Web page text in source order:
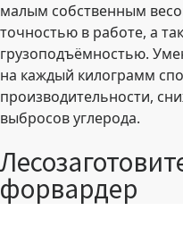
малым собственным
точностью в работе, а
грузоподъёмностью.
на каждый килограмм
производительности,
выбросов углерода.
форвардер